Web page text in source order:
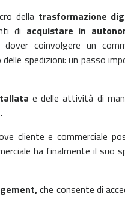
della trasformazione
di acquistare in
coinvolgere un
spedizioni: un passo
e delle attività di
cliente e commerciale
ha finalmente il suo
che consente di